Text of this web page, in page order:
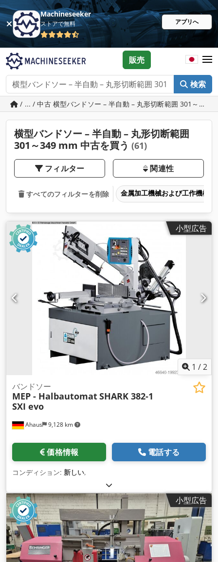
Machineseeker
ストアで無料 アプリへ
検索
販売
/ ... / 中古 横型バンドソー – 半自動 – 丸形切断範囲 301～349
横型バンドソー – 半自動 – 丸形切断範囲
301～349 mm 中古を買う (61)
フィルター 関連性
すべてのフィルターを削除 金属加工機械および工作機械
小型広告
1 /2
Ahaus 9,128 km
バンドソー
MEP - HalbautomatSHARK 382-1
SXI evo
価格情報 電話する
コンディション: 新しい,
小型広告